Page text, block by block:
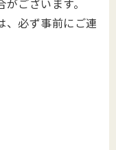
ございます。
必ず事前にご連